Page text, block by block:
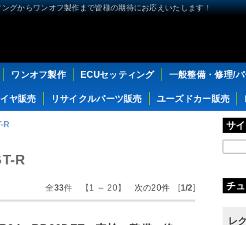
グからワンオフ製作まで皆様の期待にお応えいたします！
ワンオフ製作 ECUセッティング 一般整備・修理/
ヤ販売 リサイクルパーツ販売 ユーズドカー販売
R
R
全33件 【1 ～ 20】 次の20件 [1/2]
サ
チ
レ